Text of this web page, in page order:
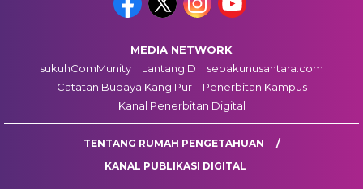
MEDIA NETWORK
sukuhComMunity
LantangID
sepakunusantara.com
Catatan Budaya Kang Pur
Penerbitan Kampus
Kanal Penerbitan Digital
TENTANG RUMAH PENGETAHUAN
KANAL PUBLIKASI DIGITAL